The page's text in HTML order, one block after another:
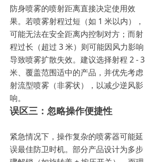
防身喷雾的喷射距离直接决定使用效
果。若喷雾射程过短（如 1 米以内），
可能无法在安全距离内控制对方；而射
程过长（超过 3 米）则可能因风力影响
导致喷雾扩散失效。建议选择射程 2 - 3
米、覆盖范围适中的产品，并优先考虑
射流型喷雾（非雾状），以减少逆风影
响。
误区三：忽略操作便捷性
紧急情况下，操作复杂的喷雾器可能延
误最佳防卫时机。部分产品设计为多步